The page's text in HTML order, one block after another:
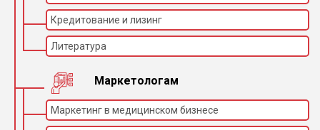
Кредитование и лизинг
Литература
Маркетологам
Маркетинг в медицинском бизнесе